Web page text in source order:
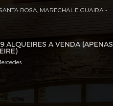
ROSA, MARECHAL E GUAIRA -
ALQUEIRES A VENDA (APENAS